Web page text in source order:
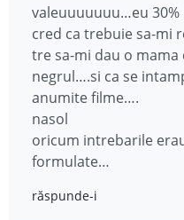
valeuuuuuuu…eu 30%
cred ca trebuie sa-mi
tre sa-mi dau o mama
negrul….si ca se
anumite filme….
nasol
oricum intrebarile
formulate…
răspunde-i